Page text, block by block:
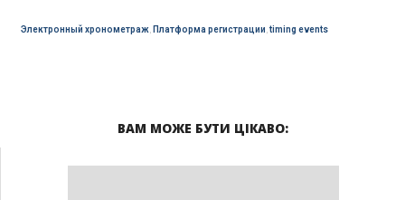
Электронный хронометраж, Платформа регистрации,timing events
ВАМ МОЖЕ БУТИ ЦІКАВО: